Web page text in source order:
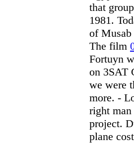
that
1981.
of
The film
Fortuyn
on 3SAT
we were
more. -
right
project.
plane